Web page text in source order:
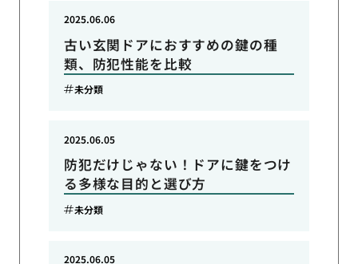
古い玄関ドアにおすすめの鍵の種
類、防犯性能を比較
2025.06.06
未分類
防犯だけじゃない！ドアに鍵をつけ
る多様な目的と選び方
2025.06.05
未分類
2025.06.05